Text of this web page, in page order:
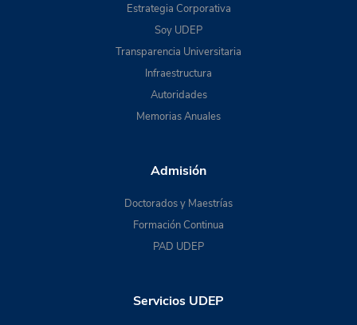
Estrategia Corporativa
Soy UDEP
Transparencia Universitaria
Infraestructura
Autoridades
Memorias Anuales
Admisión
Doctorados y Maestrías
Formación Continua
PAD UDEP
Servicios UDEP